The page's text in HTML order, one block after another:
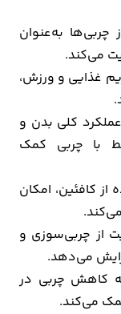
چربی‌ها به‌عنوان
می‌کند.
غذایی و ورزش،
کلی بدن و
با چربی کمک
از کافئین، امکان
از چربی‌سوزی و
می‌دهد.
کاهش چربی در
می‌کند.